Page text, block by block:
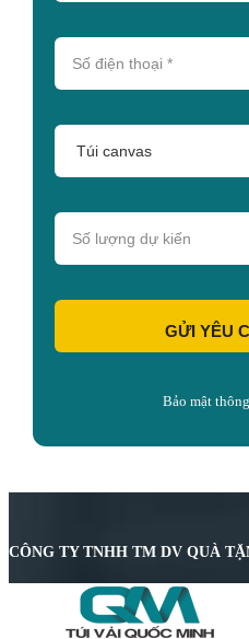
GỬI YÊU
Bảo mật
CÔNG TY TNHH TM DV QUÀ